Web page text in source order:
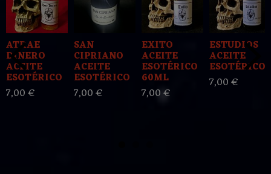
ATRAE
DINERO
ACEITE
ESOTÉRICO
7,00 €
SAN
CIPRIANO
ACEITE
ESOTÉRICO
7,00 €
EXITO
ACEITE
ESOTÉRICO
60ML
7,00 €
ESTUDIOS
ACEITE
ESOTÉRICO
7,00 €